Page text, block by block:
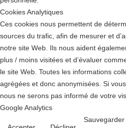
Cookies Analytiques
Ces cookies nous permettent de
sources du trafic, afin de mesurer et
notre site Web. Ils nous aident
plus / moins visitées et d’évaluer
le site Web. Toutes les informations
agrégées et donc anonymisées. Si
nous ne serons pas informé de votre
Google Analytics
Sauvegarder